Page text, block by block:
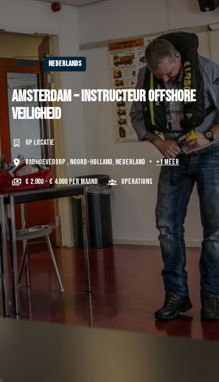
English Nederlands
Amsterdam – Instructeur Offshore
Veiligheid
Op locatie
Badhoevedorp , Noord-Holland, Nederland • +1 meer
€ 2.800 - € 4.000 per maand Operations